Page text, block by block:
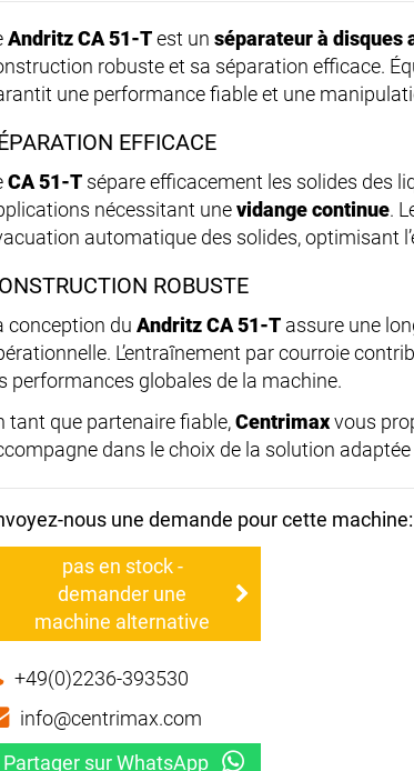
Andritz CA 51-Test un séparateur à disques
robuste et sa séparation efficace.
une performance fiable et une
EFFICACE
CA 51-T sépare efficacement les solides des
nécessitant unevidange continue.
automatique des solides, optimisant
ROBUSTE
conception du Andritz CA 51-T assure une
L’entraînement par courroie
performances globales de la machine.
tant que partenaire fiable,Centrimaxvous
dans le choix de la solution
nous une demande pour cette
pas en stock -
demander une
machine alternative
+49(0)2236-393530
info@centrimax.com
Partager sur WhatsApp